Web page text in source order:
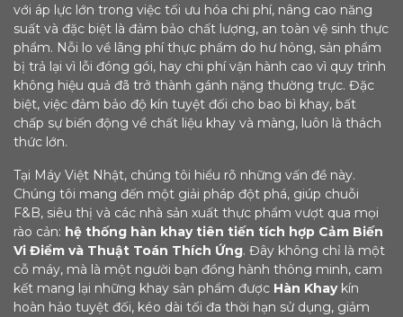
với áp lực lớn trong việc tối ưu hóa chi phí, nâng cao năng
suất và đặc biệt là đảm bảo chất lượng, an toàn vệ sinh thực
phẩm. Nỗi lo về lãng phí thực phẩm do hư hỏng, sản phẩm
bị trả lại vì lỗi đóng gói, hay chi phí vận hành cao vì quy trình
không hiệu quả đã trở thành gánh nặng thường trực. Đặc
biệt, việc đảm bảo độ kín tuyệt đối cho bao bì khay, bất
chấp sự biến động về chất liệu khay và màng, luôn là thách
thức lớn.
Tại Máy Việt Nhật, chúng tôi hiểu rõ những vấn đề này.
Chúng tôi mang đến một giải pháp đột phá, giúp chuỗi
F&B, siêu thị và các nhà sản xuất thực phẩm vượt qua mọi
rào cản: hệ thống hàn khay tiên tiến tích hợp Cảm Biến
Vi Điểm và Thuật Toán Thích Ứng. Đây không chỉ là một
cỗ máy, mà là một người bạn đồng hành thông minh, cam
kết mang lại những khay sản phẩm được Hàn Khaykín
hoàn hảo tuyệt đối, kéo dài tối đa thời hạn sử dụng, giảm